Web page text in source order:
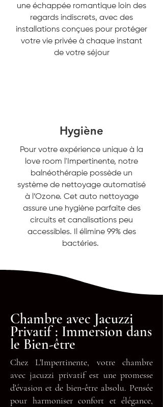
une échappée romantique loin des
regards indiscrets, avec des
installations conçues pour protéger
votre vie privée à chaque instant
de votre séjour
Hygiène
Pour votre expérience unique à la
love room l'Impertinente, notre
balnéothérapie possède un
système de nettoyage automatisé
à l’Ozone. Cet auto nettoyage
assure une hygiène parfaite des
circuits et canalisations peu
accessibles. Il élimine 99% des
bactéries.
Chambre avec Jacuzzi
Privatif : Immersion dans
le Bien-être
Chez L'Impertinente, votre chambre
avec jacuzzi privatif est une promesse
d'évasion et de bien-être absolu. Pensée
pour harmoniser confort et élégance,